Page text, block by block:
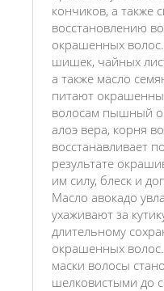
кончиков, а также
восстановлению
окрашенных
шишек, чайных
а также масло
питают
волосам пышный
алоэ вера, корня
восстанавливает
результате
им силу, блеск и
Масло авокадо
ухаживают за
длительному
окрашенных
маски волосы
шелковистыми до